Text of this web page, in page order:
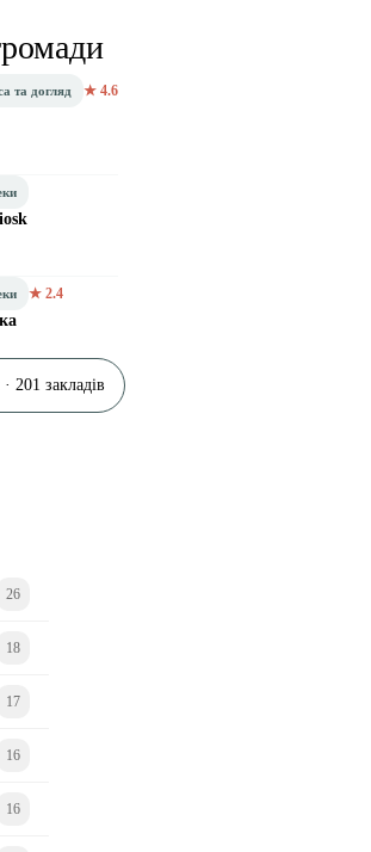
та догляд ★ 4.6
★ 2.4
201 закладів
26
18
17
16
16